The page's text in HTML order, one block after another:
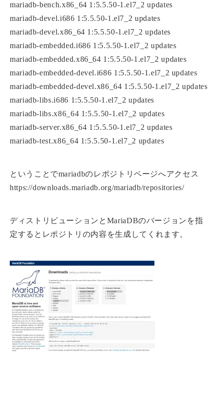
mariadb-bench.x86_64 1:5.5.50-1.el7_2 updates
mariadb-devel.i686 1:5.5.50-1.el7_2 updates
mariadb-devel.x86_64 1:5.5.50-1.el7_2 updates
mariadb-embedded.i686 1:5.5.50-1.el7_2 updates
mariadb-embedded.x86_64 1:5.5.50-1.el7_2 updates
mariadb-embedded-devel.i686 1:5.5.50-1.el7_2 updates
mariadb-embedded-devel.x86_64 1:5.5.50-1.el7_2 updates
mariadb-libs.i686 1:5.5.50-1.el7_2 updates
mariadb-libs.x86_64 1:5.5.50-1.el7_2 updates
mariadb-server.x86_64 1:5.5.50-1.el7_2 updates
mariadb-test.x86_64 1:5.5.50-1.el7_2 updates
ということでmariadbのレポジトリページへアクセス
https://downloads.mariadb.org/mariadb/repositories/
ディストリビューションとMariaDBのバージョンを指
定するとレポジトリの内容を生成してくれます。